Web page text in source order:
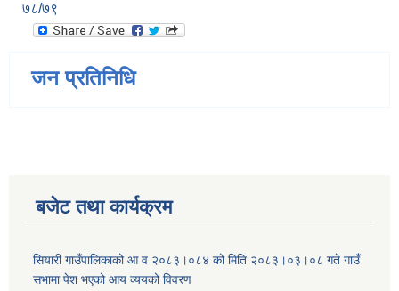
७८/७९
जन प्रतिनिधि
बजेट तथा कार्यक्रम
सियारी गाउँपालिकाको आ व २०८३।०८४ को मिति २०८३।०३।०८ गते गाउँ
सभामा पेश भएको आय व्ययको विवरण